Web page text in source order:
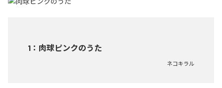
1 ： 肉球ピンクのうた
ネコキラル